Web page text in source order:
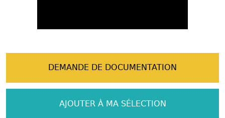
DEMANDE DE DOCUMENTATION
AJOUTER À MA SÉLECTION